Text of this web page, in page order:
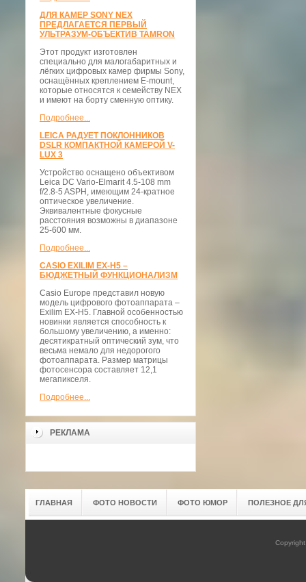
ДЛЯ КАМЕР SONY NEX
ПРЕДЛАГАЕТСЯ ПЕРВЫЙ
УЛЬТРАЗУМ-ОБЪЕКТИВ TAMRON
Этот продукт изготовлен
специально для малогабаритных и
лёгких цифровых камер фирмы Sony,
оснащённых креплением E-mount,
которые относятся к семейству NEX
и имеют на борту сменную оптику.
Подробнее...
LEICA РАДУЕТ ПОКЛОННИКОВ
DSLR КОМПАКТНОЙ КАМЕРОЙ V-
LUX 3
Устройство оснащено объективом
Leica DC Vario-Elmarit 4.5-108 mm
f/2.8-5 ASPH, имеющим 24-кратное
оптическое увеличение.
Эквивалентные фокусные
расстояния возможны в диапазоне
25-600 мм.
Подробнее...
CASIO EXILIM EX-H5 –
БЮДЖЕТНЫЙ ФУНКЦИОНАЛИЗМ
Casio Europe представил новую
модель цифрового фотоаппарата –
Exilim EX-H5. Главной особенностью
новинки является способность к
большому увеличению, а именно:
десятикратный оптический зум, что
весьма немало для недорогого
фотоаппарата. Размер матрицы
фотосенсора составляет 12,1
мегапикселя.
Подробнее...
РЕКЛАМА
ГЛАВНАЯ ФОТО НОВОСТИ ФОТО ЮМОР ПОЛЕЗНОЕ